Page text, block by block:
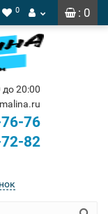
: 0
0
до 20:00
76
82